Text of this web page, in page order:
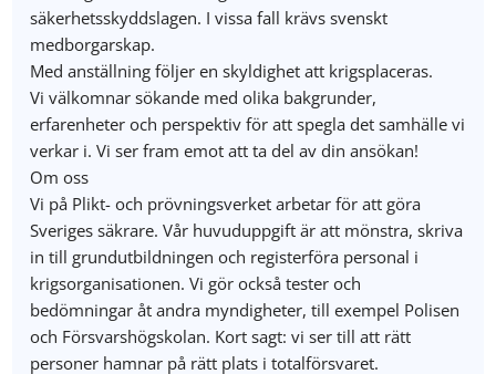
säkerhetsskyddslagen. I vissa fall krävs svenskt
medborgarskap.
Med anställning följer en skyldighet att krigsplaceras.
Vi välkomnar sökande med olika bakgrunder,
erfarenheter och perspektiv för att spegla det samhälle vi
verkar i. Vi ser fram emot att ta del av din ansökan!
Om oss
Vi på Plikt- och prövningsverket arbetar för att göra
Sveriges säkrare. Vår huvuduppgift är att mönstra, skriva
in till grundutbildningen och registerföra personal i
krigsorganisationen. Vi gör också tester och
bedömningar åt andra myndigheter, till exempel Polisen
och Försvarshögskolan. Kort sagt: vi ser till att rätt
personer hamnar på rätt plats i totalförsvaret.